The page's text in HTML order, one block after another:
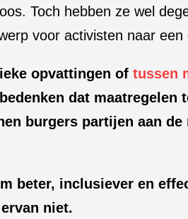
Toch hebben ze wel
voor activisten naar
opvattingen of tussen
dat
burgers partijen aan de
beter, inclusiever en
niet.